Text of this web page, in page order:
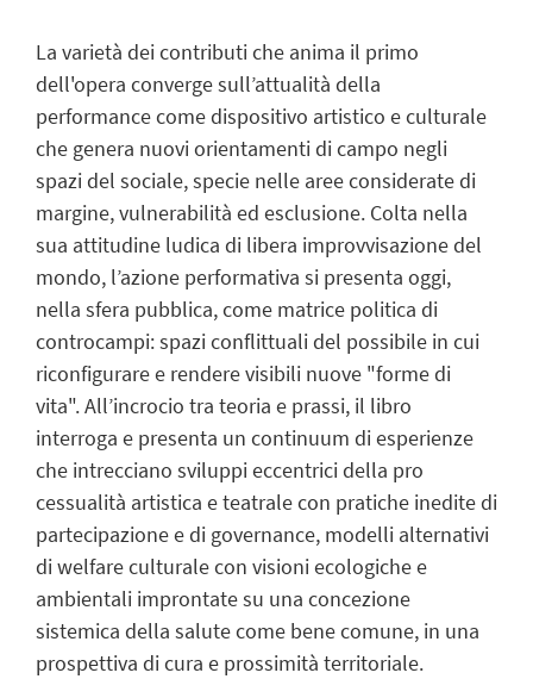
La varietà dei contributi che anima il primo
dell'opera converge sull’attualità della
performance come dispositivo artistico e culturale
che genera nuovi orientamenti di campo negli
spazi del sociale, specie nelle aree considerate di
margine, vulnerabilità ed esclusione. Colta nella
sua attitudine ludica di libera improvvisazione del
mondo, l’azione performativa si presenta oggi,
nella sfera pubblica, come matrice politica di
controcampi: spazi conflittuali del possibile in cui
riconfigurare e rendere visibili nuove "forme di
vita". All’incrocio tra teoria e prassi, il libro
interroga e presenta un continuum di esperienze
che intrecciano sviluppi eccentrici della pro
cessualità artistica e teatrale con pratiche inedite di
partecipazione e di governance, modelli alternativi
di welfare culturale con visioni ecologiche e
ambientali improntate su una concezione
sistemica della salute come bene comune, in una
prospettiva di cura e prossimità territoriale.